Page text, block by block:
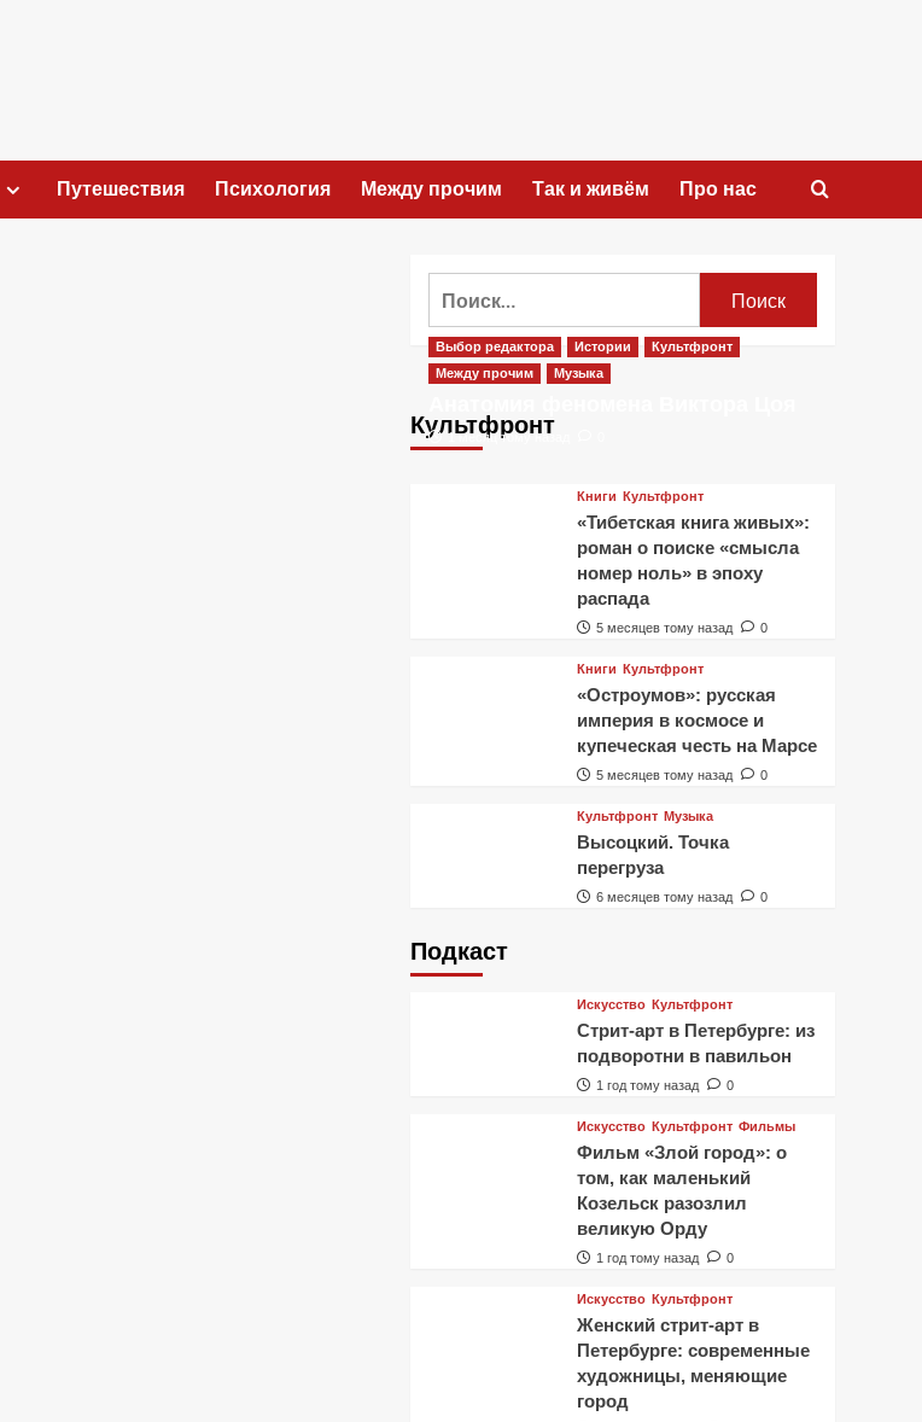
Путешествия Психология Между прочим Так и живём Про нас
Культфронт
Выбор редактора Истории
Культфронт
Между прочим
Музыка
1 месяц тому назад
Книги Культфронт
«Тибетская книга живых»:
роман о поиске «смысла
номер ноль» в эпоху
распада
5 месяцев тому назад 0
Книги Культфронт
«Остроумов»: русская
империя в космосе и
купеческая честь на Марсе
5 месяцев тому назад 0
Культфронт Музыка
Высоцкий. Точка
перегруза
6 месяцев тому назад 0
Подкаст
Искусство Культфронт
Стрит-арт в Петербурге: из
подворотни в павильон
1 год тому назад 0
Искусство Культфронт Фильмы
Фильм «Злой город»: о
том, как маленький
Козельск разозлил
великую Орду
1 год тому назад 0
Искусство Культфронт
Женский стрит-арт в
Петербурге: современные
художницы, меняющие
город